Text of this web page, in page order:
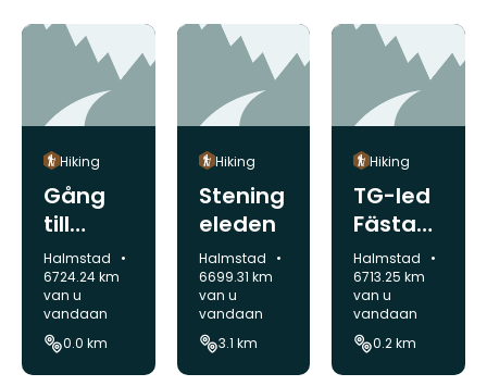
Hiking
Gång
till
utsikt
Gemeente:
Halmstad
6724.24 km
van u
vandaan
0.0 km
Hiking
Stening
eleden
Gemeente:
Halmstad
6699.31 km
van u
vandaan
3.1 km
Hiking
TG-led
Fästam
paåsen
250 m
Gemeente:
Halmstad
6713.25 km
van u
vandaan
0.2 km